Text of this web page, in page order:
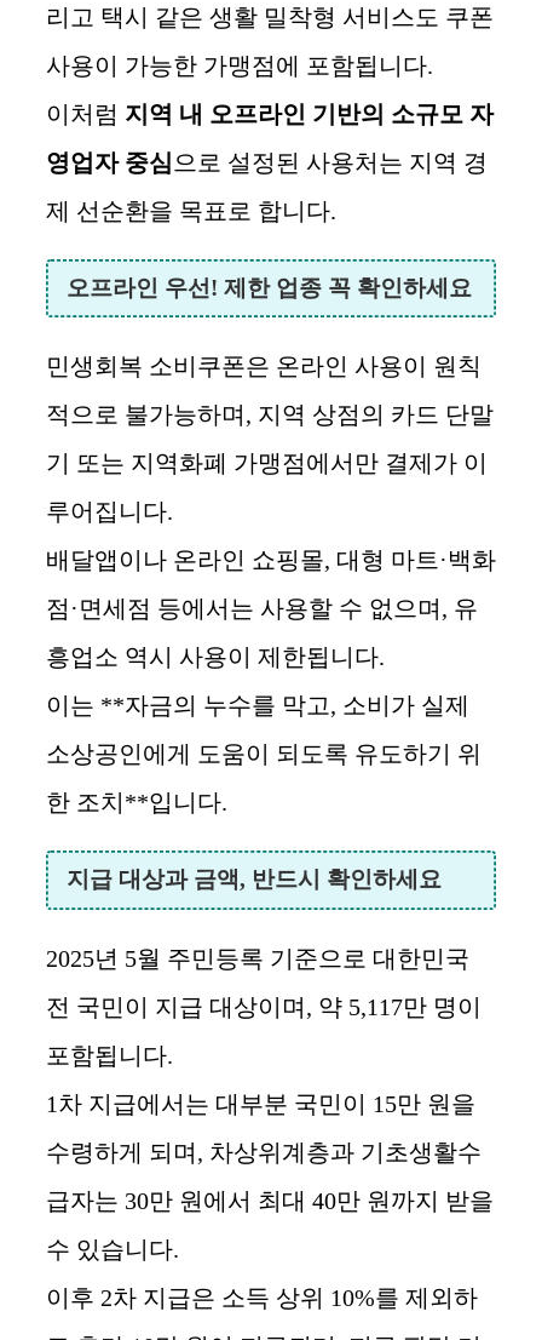
리고 택시 같은 생활 밀착형 서비스도 쿠폰
사용이 가능한 가맹점에 포함됩니다.
이처럼 지역 내 오프라인 기반의 소규모 자
영업자 중심 으로 설정된 사용처는 지역 경
제 선순환을 목표로 합니다.
오프라인 우선! 제한 업종 꼭 확인하세요
민생회복 소비쿠폰은 온라인 사용이 원칙
적으로 불가능하며, 지역 상점의 카드 단말
기 또는 지역화폐 가맹점에서만 결제가 이
루어집니다.
배달앱이나 온라인 쇼핑몰, 대형 마트·백화
점·면세점 등에서는 사용할 수 없으며, 유
흥업소 역시 사용이 제한됩니다.
이는 **자금의 누수를 막고, 소비가 실제
소상공인에게 도움이 되도록 유도하기 위
한 조치**입니다.
지급 대상과 금액, 반드시 확인하세요
2025년 5월 주민등록 기준으로 대한민국
전 국민이 지급 대상이며, 약 5,117만 명이
포함됩니다.
1차 지급에서는 대부분 국민이 15만 원을
수령하게 되며, 차상위계층과 기초생활수
급자는 30만 원에서 최대 40만 원까지 받을
수 있습니다.
이후 2차 지급은 소득 상위 10%를 제외하